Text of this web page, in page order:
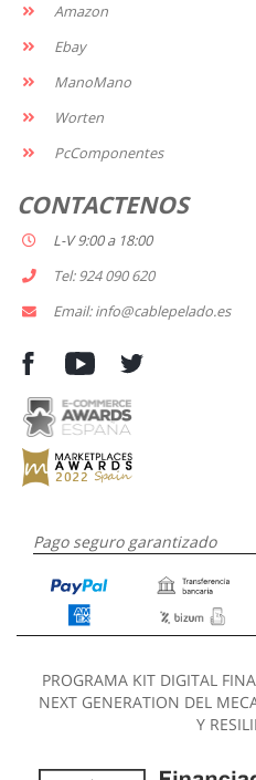
Amazon
Ebay
ManoMano
Worten
PcComponentes
CONTACTENOS
L-V 9:00 a 18:00
Tel: 924 090 620
Email: info@cablepelado.es
Pago seguro garantizado
PROGRAMA KIT DIGITAL
NEXT GENERATION DEL
Y